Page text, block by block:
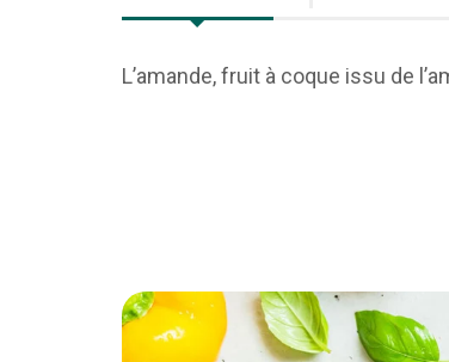
L’amande, fruit à coque issu de